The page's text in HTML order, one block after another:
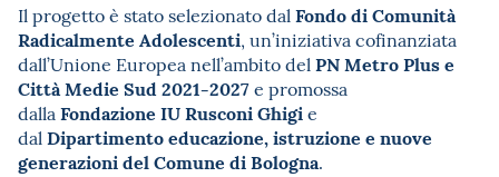
Il progetto è stato selezionato dal Fondo di Comunità
Radicalmente Adolescenti, un’iniziativa cofinanziata
dall’Unione Europea nell’ambito del PN Metro Plus e
Città Medie Sud 2021-2027e promossa
dalla Fondazione IU Rusconi Ghigie
dal Dipartimento educazione, istruzione e nuove
generazioni del Comune di Bologna.